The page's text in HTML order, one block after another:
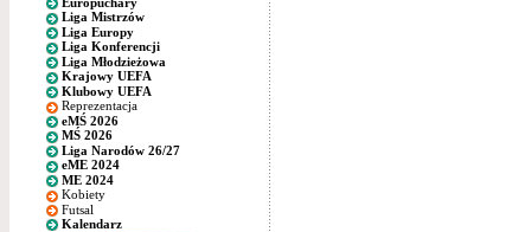
Liga Mistrzów
Liga Europy
Liga Konferencji
Liga Młodzieżowa
Krajowy UEFA
Klubowy UEFA
Reprezentacja
eMŚ 2026
MŚ 2026
Liga Narodów 26/27
eME 2024
ME 2024
Kobiety
Futsal
Kalendarz